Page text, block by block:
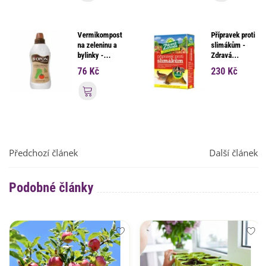
Vermikompost
na zeleninu a
bylinky -...
76 Kč
Přidat do košíku
Přípravek proti
slimákům -
Zdravá...
230 Kč
Předchozí článek Další článek
Podobné články